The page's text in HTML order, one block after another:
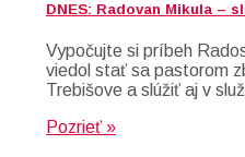
DNES: Radovan Mikula –
Vypočujte si príbeh
viedol stať sa pastorom
Trebišove a slúžiť aj v
Pozrieť »